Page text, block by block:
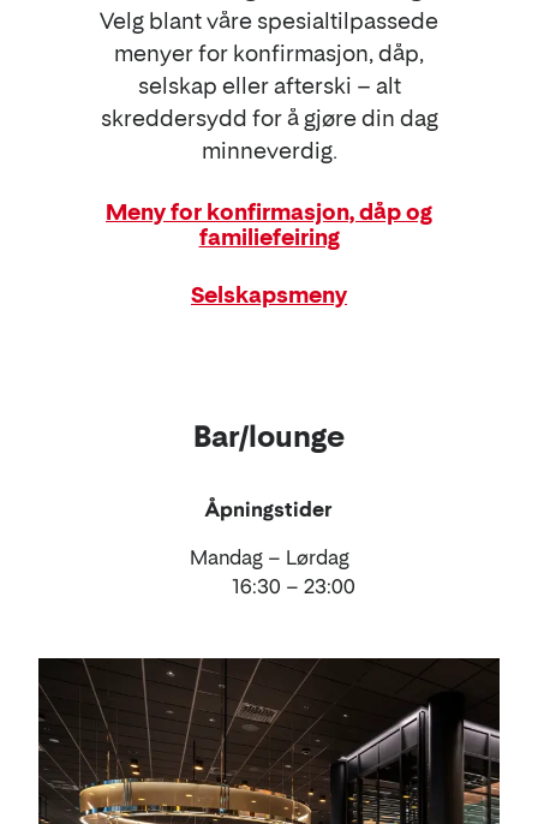
Velg blant våre spesialtilpassede
menyer for konfirmasjon, dåp,
selskap eller afterski – alt
skreddersydd for å gjøre din dag
minneverdig.
Meny for konfirmasjon, dåp og
familiefeiring
Selskapsmeny
Bar/lounge
Åpningstider
Mandag – Lørdag
16:30 – 23:00